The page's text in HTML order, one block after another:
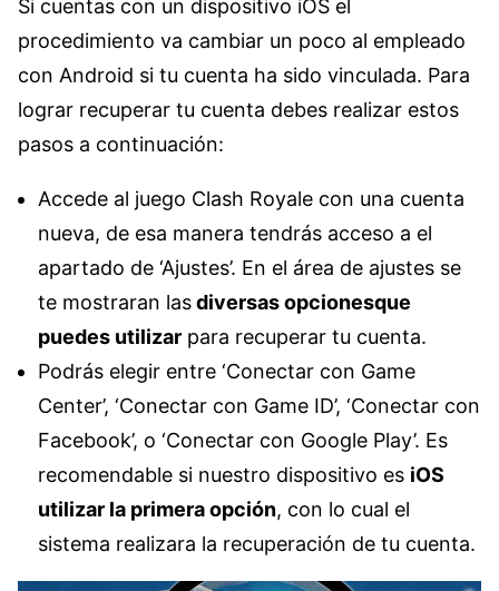
Si cuentas con un dispositivo iOS el
procedimiento va cambiar un poco al empleado
con Android si tu cuenta ha sido vinculada. Para
lograr recuperar tu cuenta debes realizar estos
pasos a continuación:
Accede al juego Clash Royale con una cuenta
nueva, de esa manera tendrás acceso a el
apartado de ‘Ajustes’. En el área de ajustes se
te mostraran lasdiversas opcionesque
puedes utilizar para recuperar tu cuenta.
Podrás elegir entre ‘Conectar con Game
Center’, ‘Conectar con Game ID’, ‘Conectar con
Facebook’, o ‘Conectar con Google Play’. Es
recomendable si nuestro dispositivo es iOS
utilizar la primera opción, con lo cual el
sistema realizara la recuperación de tu cuenta.